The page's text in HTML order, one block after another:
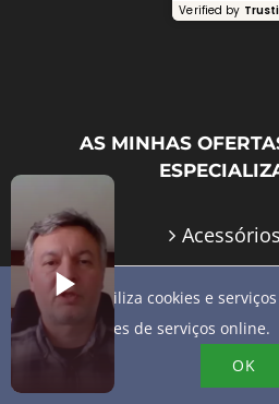
Verified by
AS MINHAS
Acessórios
Aconselhamento e
(10)
Este site utiliza cookies e
fornecedores de serviços online.
OK